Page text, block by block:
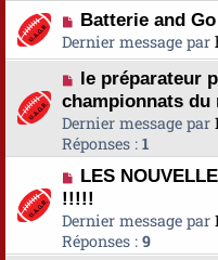
Batterie and Go
Dernier message par
le préparateur
championnats du
Dernier message par
Réponses : 1
LES
!!!!!
Dernier message par
Réponses : 9